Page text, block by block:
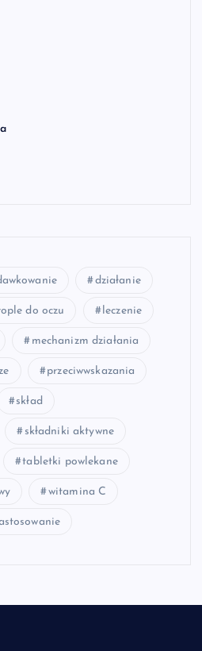
działanie
do oczu leczenie
mechanizm działania
przeciwwskazania
skład
składniki aktywne
tabletki powlekane
witamina C